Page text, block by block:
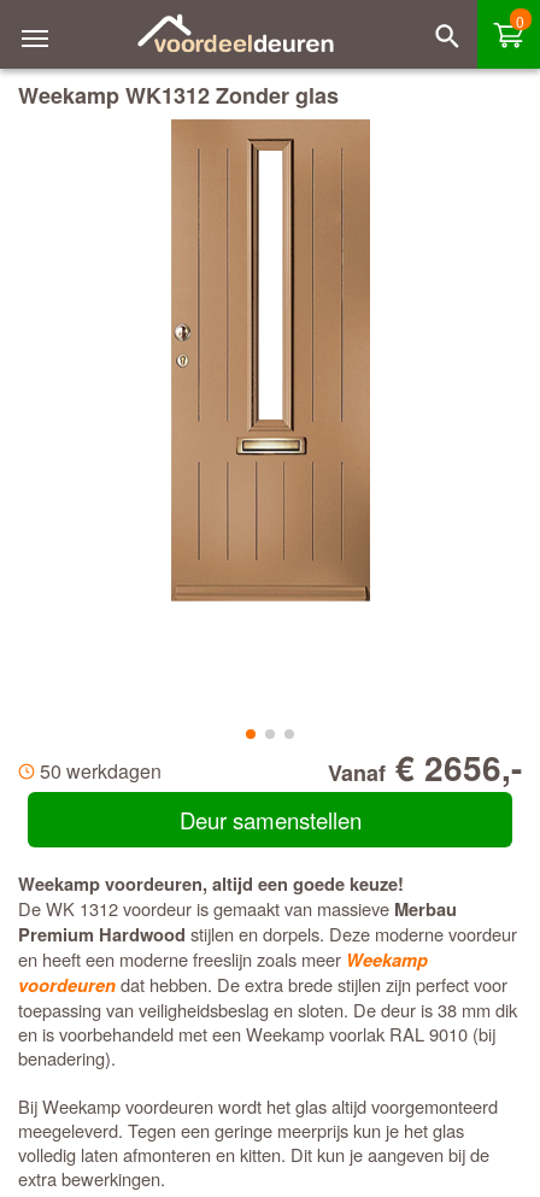
0
Weekamp WK1312 Zonder glas
50 werkdagen Vanaf € 2656,-
Deur samenstellen
Weekamp voordeuren, altijd een goede keuze!
De WK 1312 voordeur is gemaakt van massieve Merbau
Premium Hardwood stijlen en dorpels. Deze moderne voordeur
en heeft een moderne freeslijn zoals meer Weekamp
voordeurendat hebben. De extra brede stijlen zijn perfect voor
toepassing van veiligheidsbeslag en sloten. De deur is 38 mm dik
en is voorbehandeld met een Weekamp voorlak RAL 9010 (bij
benadering).
Bij Weekamp voordeuren wordt het glas altijd voorgemonteerd
meegeleverd. Tegen een geringe meerprijs kun je het glas
volledig laten afmonteren en kitten. Dit kun je aangeven bij de
extra bewerkingen.